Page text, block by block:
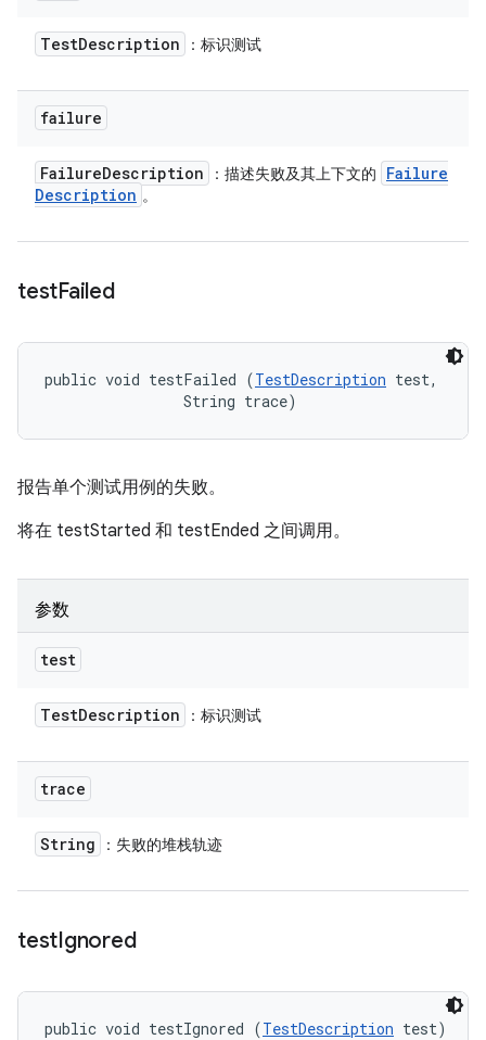
TestDescription ：标识测试
failure
FailureDescription ：描述失败及其上下文的
Failure
Description 。
testFailed
public void testFailed (TestDescription test,
                String trace)
报告单个测试用例的失败。
将在 testStarted 和 testEnded 之间调用。
参数
test
TestDescription ：标识测试
trace
String ：失败的堆栈轨迹
testIgnored
public void testIgnored (TestDescription test)